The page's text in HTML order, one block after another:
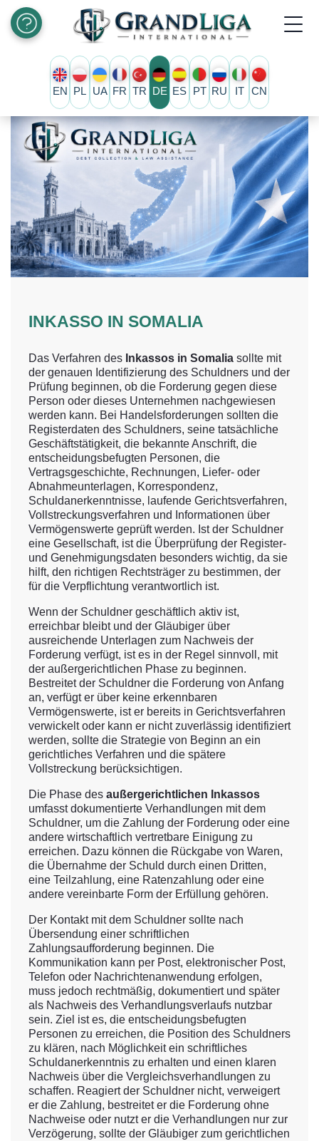
EN PL UA FR TR DE ES PT RU IT CN
INKASSO IN SOMALIA
Das Verfahren des Inkassos in Somalia sollte mit
der genauen Identifizierung des Schuldners und der
Prüfung beginnen, ob die Forderung gegen diese
Person oder dieses Unternehmen nachgewiesen
werden kann. Bei Handelsforderungen sollten die
Registerdaten des Schuldners, seine tatsächliche
Geschäftstätigkeit, die bekannte Anschrift, die
entscheidungsbefugten Personen, die
Vertragsgeschichte, Rechnungen, Liefer- oder
Abnahmeunterlagen, Korrespondenz,
Schuldanerkenntnisse, laufende Gerichtsverfahren,
Vollstreckungsverfahren und Informationen über
Vermögenswerte geprüft werden. Ist der Schuldner
eine Gesellschaft, ist die Überprüfung der Register-
und Genehmigungsdaten besonders wichtig, da sie
hilft, den richtigen Rechtsträger zu bestimmen, der
für die Verpflichtung verantwortlich ist.
Wenn der Schuldner geschäftlich aktiv ist,
erreichbar bleibt und der Gläubiger über
ausreichende Unterlagen zum Nachweis der
Forderung verfügt, ist es in der Regel sinnvoll, mit
der außergerichtlichen Phase zu beginnen.
Bestreitet der Schuldner die Forderung von Anfang
an, verfügt er über keine erkennbaren
Vermögenswerte, ist er bereits in Gerichtsverfahren
verwickelt oder kann er nicht zuverlässig identifiziert
werden, sollte die Strategie von Beginn an ein
gerichtliches Verfahren und die spätere
Vollstreckung berücksichtigen.
Die Phase des außergerichtlichen Inkassos
umfasst dokumentierte Verhandlungen mit dem
Schuldner, um die Zahlung der Forderung oder eine
andere wirtschaftlich vertretbare Einigung zu
erreichen. Dazu können die Rückgabe von Waren,
die Übernahme der Schuld durch einen Dritten,
eine Teilzahlung, eine Ratenzahlung oder eine
andere vereinbarte Form der Erfüllung gehören.
Der Kontakt mit dem Schuldner sollte nach
Übersendung einer schriftlichen
Zahlungsaufforderung beginnen. Die
Kommunikation kann per Post, elektronischer Post,
Telefon oder Nachrichtenanwendung erfolgen,
muss jedoch rechtmäßig, dokumentiert und später
als Nachweis des Verhandlungsverlaufs nutzbar
sein. Ziel ist es, die entscheidungsbefugten
Personen zu erreichen, die Position des Schuldners
zu klären, nach Möglichkeit ein schriftliches
Schuldanerkenntnis zu erhalten und einen klaren
Nachweis über die Vergleichsverhandlungen zu
schaffen. Reagiert der Schuldner nicht, verweigert
er die Zahlung, bestreitet er die Forderung ohne
Nachweise oder nutzt er die Verhandlungen nur zur
Verzögerung, sollte der Gläubiger zum gerichtlichen